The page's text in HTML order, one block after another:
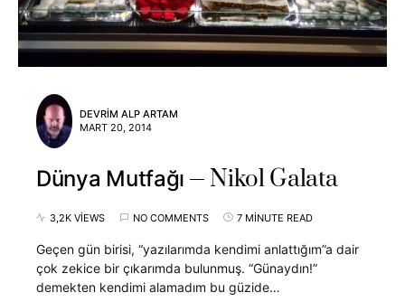
DEVRIM ALP ARTAM
MART 20, 2014
Dünya Mutfağı Nikol Galata
3,2K VIEWS NO COMMENTS 7 MINUTE READ
Geçen gün birisi, “yazılarımda kendimi anlattığım”a dair
çok zekice bir çıkarımda bulunmuş. “Günaydın!”
demekten kendimi alamadım bu güzide…